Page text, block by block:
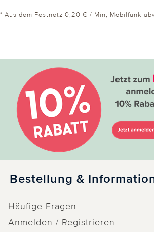
* Aus dem Festnetz 0,20 € / Min, Mobilfunk
Bestellung &
Häufige Fragen
Anmelden / Registrieren